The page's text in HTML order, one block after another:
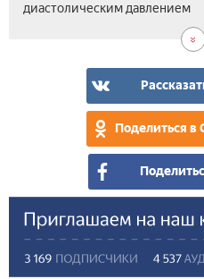
диастолическим давлением
Поделиться в